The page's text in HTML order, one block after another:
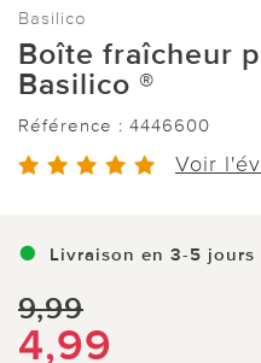
Basilico
Boîte fraîcheur
Basilico ®
Référence : 4446600
Voir
Livraison en 3-5 jours
9,99
4,99